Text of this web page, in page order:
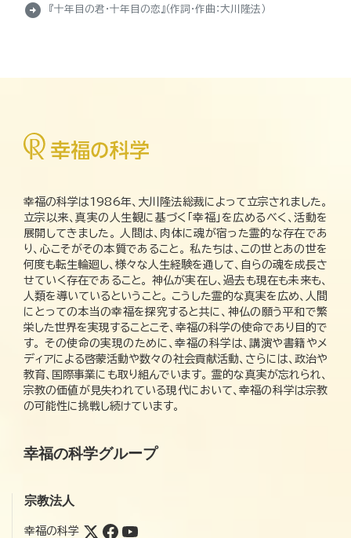
arrow_circle_right 『十年目の君・十年目の恋』（作詞・作曲：大川隆法）
幸福の科学は1986年、大川隆法総裁によって立宗されました。
立宗以来、真実の人生観に基づく「幸福」を広めるべく、活動を
展開してきました。 人間は、肉体に魂が宿った霊的な存在であ
り、心こそがその本質であること。 私たちは、この世とあの世を
何度も転生輪廻し、様々な人生経験を通して、自らの魂を成長さ
せていく存在であること。 神仏が実在し、過去も現在も未来も、
人類を導いているということ。 こうした霊的な真実を広め、人間
にとっての本当の幸福を探究すると共に、神仏の願う平和で繁
栄した世界を実現することこそ、幸福の科学の使命であり目的で
す。 その使命の実現のために、幸福の科学は、講演や書籍やメ
ディアによる啓蒙活動や数々の社会貢献活動、さらには、政治や
教育、国際事業にも取り組んでいます。 霊的な真実が忘れられ、
宗教の価値が見失われている現代において、幸福の科学は宗教
の可能性に挑戦し続けています。
幸福の科学グループ
宗教法人
幸福の科学